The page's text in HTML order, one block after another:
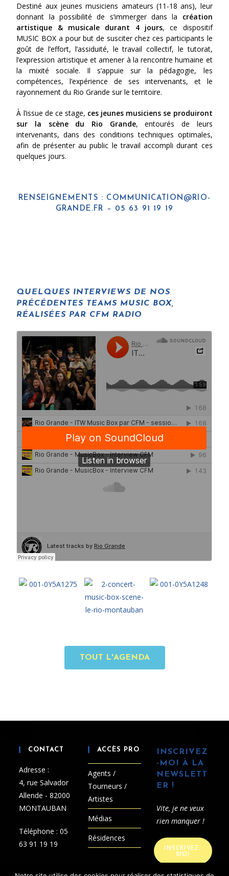
Destiné aux jeunes musiciens amateurs (11-18 ans), leur
donnant la possibilité de s’immerger dans la création
artistique & musicale durant 4 jours, ce dispositif
MUSIC BOX a pour but de susciter chez ces participants le
goût de l’effort, l’assiduité, le travail collectif, le tutorat,
l’expression artistique et amener à la rencontre humaine et
la mixité sociale. Il s’appuie sur la pédagogie, les
compétences, l’expérience de ses intervenants, et le
rayonnement du Rio Grande sur le territoire.
À l’issue de ce stage, ces jeunes musiciens se produiront
sur la scène du Rio Grande, entourés de leurs
intervenants, dans des conditions techniques optimales,
afin de présenter au public le travail accompli durant ces
quelques jours.
RENSEIGNEMENTS : COMMUNICATION@RIO-
GRANDE.FR
– 05 63 91 19 19
QUELQUES INTERVIEWS DE NOS
PRÉCÉDENTES TEAMS MUSIC BOX,
RÉALISÉES PAR CFM RADIO
TOUT L'AGENDA
CONTACT
Adresse :
4, rue Salvador
Allende - 82000
MONTAUBAN
Téléphone :05
63 91 19 19
ACCÈS PRO
Agents /
Tourneurs /
Artistes
Médias
Résidences
INSCRIVEZ
-MOI À LA
NEWSLETT
ER !
Vite, je ne veux
rien manquer !
INSCRIVEZ-
MOI